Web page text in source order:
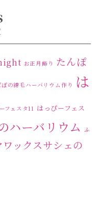
お正月飾り たんぽ
ぽの綿毛ハーバリウム作り
は
フェスタ11 はっぴーフェス
ハーバリウム ふ
ワックスサシェの